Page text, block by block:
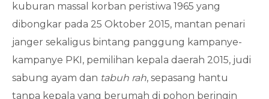
kuburan massal korban peristiwa 1965 yang
dibongkar pada 25 Oktober 2015, mantan penari
janger sekaligus bintang panggung kampanye-
kampanye PKI, pemilihan kepala daerah 2015, judi
sabung ayam dan tabuh rah, sepasang hantu
tanpa kepala yang berumah di pohon beringin